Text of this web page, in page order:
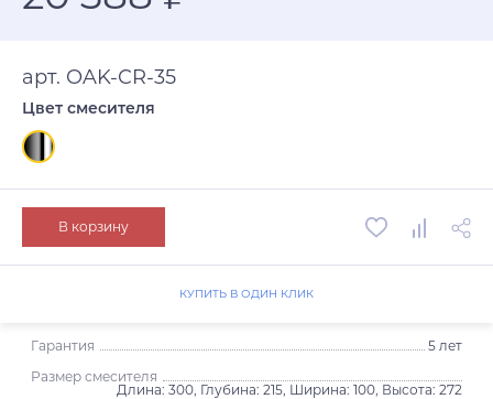
Гарантия
5 лет
Размер смесителя
Длина: 300, Глубина: 215, Ширина: 100, Высота: 272
арт. OAK-CR-35
Цвет смесителя
В корзину
КУПИТЬ В ОДИН КЛИК